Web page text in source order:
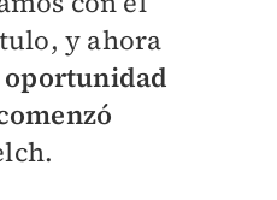
y ahora
oportunidad